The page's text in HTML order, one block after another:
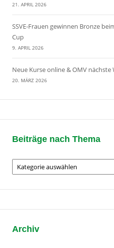
21. APRIL 2026
SSVE-Frauen gewinnen Bronze
Cup
9. APRIL 2026
Neue Kurse online & OMV nächste
20. MÄRZ 2026
Beiträge nach Thema
Beiträge
nach
Archiv